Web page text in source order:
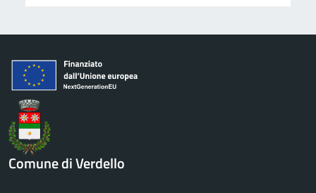
Comune di Verdello